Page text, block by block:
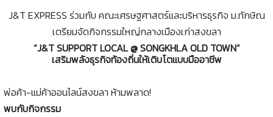
J&T EXPRESS ร่วมกับ คณะเศรษฐศาสตร์และบริหารธุรกิจ ม.ทักษิณ
เตรียมจัดกิจกรรมใหญ่กลางเมืองเก่าสงขลา
“J&T SUPPORT LOCAL @ SONGKHLA OLD TOWN”
เสริมพลังธุรกิจท้องถิ่นให้เติบโตแบบมืออาชีพ
พ่อค้า-แม่ค้าออนไลน์สงขลา ห้ามพลาด!
พบกับกิจกรรม